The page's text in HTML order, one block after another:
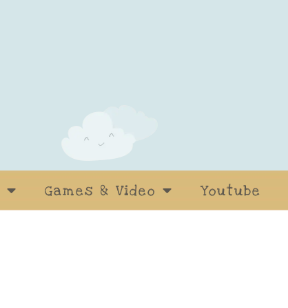
Games & Video Youtube